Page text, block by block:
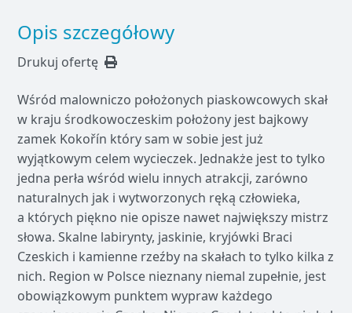
Opis szczegółowy
Drukuj ofertę
Wśród malowniczo położonych piaskowcowych skał
w kraju środkowoczeskim położony jest bajkowy
zamek Kokořín który sam w sobie jest już
wyjątkowym celem wycieczek. Jednakże jest to tylko
jedna perła wśród wielu innych atrakcji, zarówno
naturalnych jak i wytworzonych ręką człowieka,
a których piękno nie opisze nawet największy mistrz
słowa. Skalne labirynty, jaskinie, kryjówki Braci
Czeskich i kamienne rzeźby na skałach to tylko kilka z
nich. Region w Polsce nieznany niemal zupełnie, jest
obowiązkowym punktem wypraw każdego